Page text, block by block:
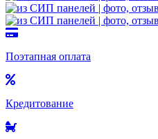
Поэтапная оплата
Кредитование